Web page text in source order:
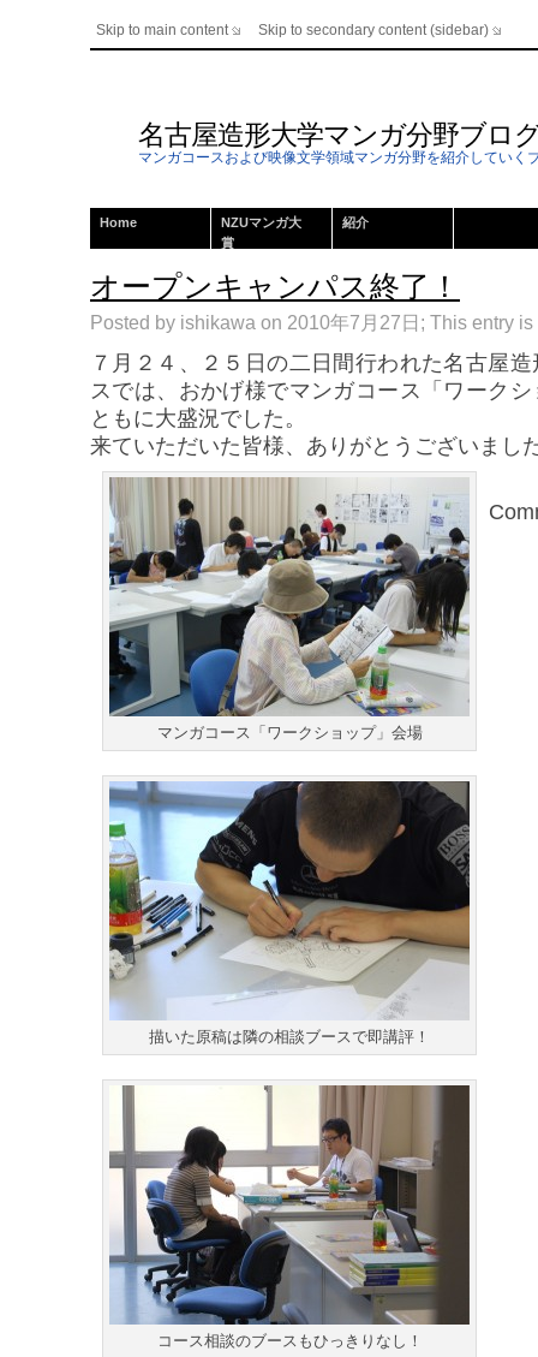
Skip to main content Skip to secondary content (sidebar)
名古屋造形大学マンガ分野ブロ
マンガコースおよび映像文学領域マンガ分野を紹介していく
Home
NZUマンガ大
賞
紹介
オープンキャンパス終了！
Posted by ishikawa on 2010年7月27日; This entry
７月２４、２５日の二日間行われた名古屋
スでは、おかげ様でマンガコース「ワーク
ともに大盛況でした。
来ていただいた皆様、ありがとうございまし
マンガコース「ワークショップ」会場
描いた原稿は隣の相談ブースで即講評！
コース相談のブースもひっきりなし！